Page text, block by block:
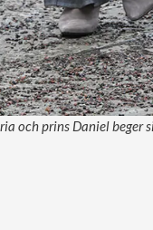
och prins Daniel beger